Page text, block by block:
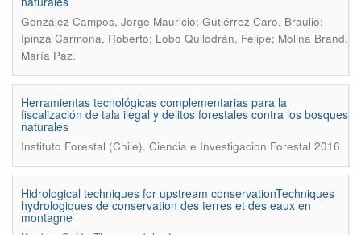
González Campos, Jorge Mauricio; Gutiérrez Caro, Braulio;
Ipinza Carmona, Roberto; Lobo Quilodrán, Felipe; Molina Brand,
María Paz.
Herramientas tecnológicas complementarias para la
fiscalización de tala ilegal y delitos forestales contra los bosques
naturales
Instituto Forestal (Chile). Ciencia e Investigacion Forestal 2016
Hidrological techniques for upstream conservationTechniques
hydrologiques de conservation des terres et des eaux en
montagne